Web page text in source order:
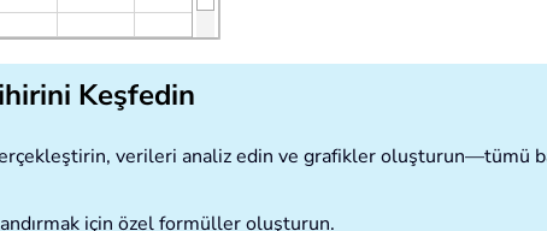
Keşfedin
verileri analiz edin ve grafikler oluşturun—tümü
için özel formüller oluşturun.